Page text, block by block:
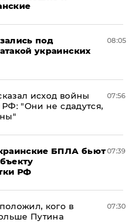
под
украинских
08:05
исход войны
"Они не сдадутся,
07:56
БПЛА бьют
РФ
07:39
кого в
Путина
07:30